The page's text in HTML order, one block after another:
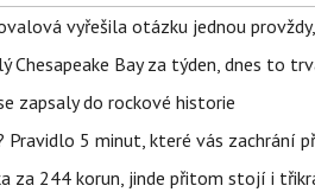
vyřešila otázku jednou
Bay za týden, dnes to
zapsaly do rockové historie
Pravidlo 5 minut, které vás zachrání
za 244 korun, jinde přitom stojí i